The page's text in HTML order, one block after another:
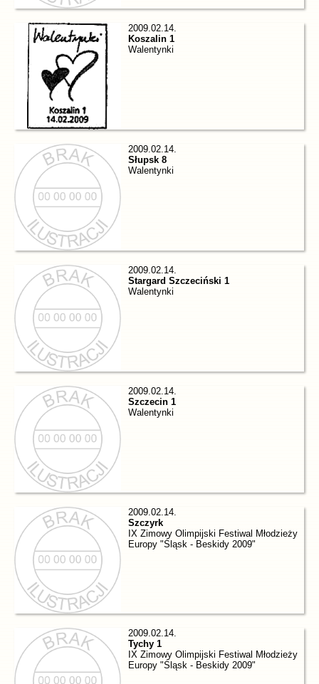
2009.02.14.
Koszalin 1
Walentynki
2009.02.14.
Słupsk 8
Walentynki
2009.02.14.
Stargard Szczeciński 1
Walentynki
2009.02.14.
Szczecin 1
Walentynki
2009.02.14.
Szczyrk
IX Zimowy Olimpijski Festiwal Młodzieży
Europy "Śląsk - Beskidy 2009"
2009.02.14.
Tychy 1
IX Zimowy Olimpijski Festiwal Młodzieży
Europy "Śląsk - Beskidy 2009"